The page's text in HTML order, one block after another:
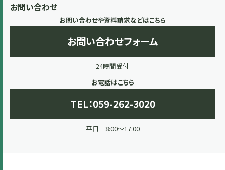
お問い合わせ
お問い合わせや資料請求などはこちら
お問い合わせフォーム
24時間受付
お電話はこちら
TEL：059-262-3020
平日 8:00～17:00